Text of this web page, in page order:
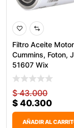
Filtro Aceite
Cummins, Foton,
51607 Wix
$43.000
$ 40.300
AÑADIR AL